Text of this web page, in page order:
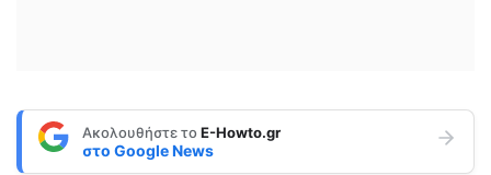
Ακολουθήστε τοE-Howto.gr
στο Google News